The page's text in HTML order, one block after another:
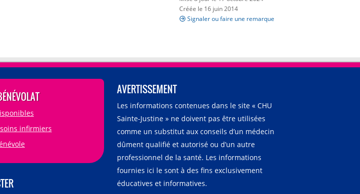
Créée le 16 juin 2014
Signaler ou faire une remarque
infirmiers
AVERTISSEMENT
Les informations contenues dans le site « CHU
Sainte-Justine » ne doivent pas être utilisées
comme un substitut aux conseils d’un médecin
dûment qualifié et autorisé ou d’un autre
professionnel de la santé. Les informations
fournies ici le sont à des fins exclusivement
éducatives et informatives.